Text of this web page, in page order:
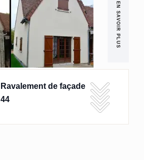
EN SAVOIR PLUS
Ravalement de façade
44